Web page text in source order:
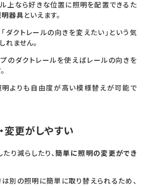
上なら好きな位置に照明を配置できるた
器具といえます。
ダクトレールの向きを変えたい」という気
れません。
のダクトレールを使えばレールの向きを
明よりも自由度が高い模様替えが可能で
変更がしやすい
り減らしたり、簡単に照明の変更ができ
別の照明に簡単に取り替えられるため、